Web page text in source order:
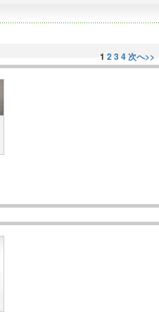
1 234次へ>>